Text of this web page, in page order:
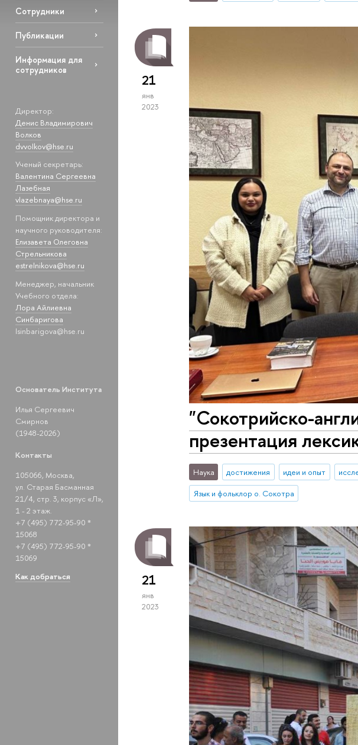
Сотрудники
Публикации
Информация для
сотрудников
Директор:
Денис Владимирович
Волков
dvvolkov@hse.ru
Ученый секретарь:
Валентина Сергеевна
Лазебная
vlazebnaya@hse.ru
Помощник директора и
научного руководителя:
Елизавета Олеговна
Стрельникова
estrelnikova@hse.ru
Менеджер, начальник
Учебного отдела:
Лора Айлиевна
Синбаригова
lsinbarigova@hse.ru
Основатель Института
Илья Сергеевич
Смирнов
(1948-2026)
Контакты
105066, Москва,
ул. Старая Басманная
21/4, стр. 3, корпус «Л»,
1 - 2 этаж.
+7 (495) 772-95-90 *
15068
+7 (495) 772-95-90 *
15069
Как добраться
21
янв
2023
"Сокотрийско-
презентация
Наука достижения идеи и опыт
Язык и фольклор о. Сокотра
21
янв
2023